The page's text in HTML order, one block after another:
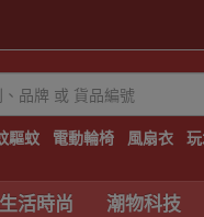
驅蚊 電動輪椅 風扇衣
生活時尚 潮物科技